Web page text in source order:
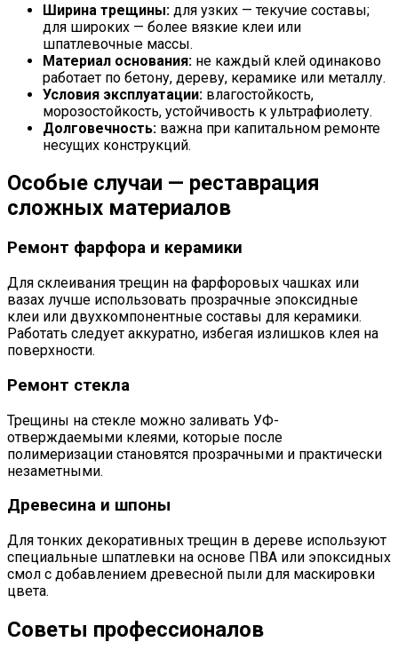
Ширина трещины: для узких — текучие составы;
для широких — более вязкие клеи или
шпатлевочные массы.
Материал основания: не каждый клей одинаково
работает по бетону, дереву, керамике или металлу.
Условия эксплуатации: влагостойкость,
морозостойкость, устойчивость к ультрафиолету.
Долговечность: важна при капитальном ремонте
несущих конструкций.
Особые случаи — реставрация
сложных материалов
Ремонт фарфора и керамики
Для склеивания трещин на фарфоровых чашках или
вазах лучше использовать прозрачные эпоксидные
клеи или двухкомпонентные составы для керамики.
Работать следует аккуратно, избегая излишков клея на
поверхности.
Ремонт стекла
Трещины на стекле можно заливать УФ-
отверждаемыми клеями, которые после
полимеризации становятся прозрачными и практически
незаметными.
Древесина и шпоны
Для тонких декоративных трещин в дереве используют
специальные шпатлевки на основе ПВА или эпоксидных
смол с добавлением древесной пыли для маскировки
цвета.
Советы профессионалов